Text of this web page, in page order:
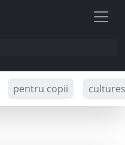
pentru copii